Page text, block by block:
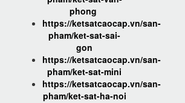
phong
https://ketsatcaocap.vn/san-
pham/ket-sat-sai-
gon
https://ketsatcaocap.vn/san-
pham/ket-sat-mini
https://ketsatcaocap.vn/san-
pham/ket-sat-ha-noi